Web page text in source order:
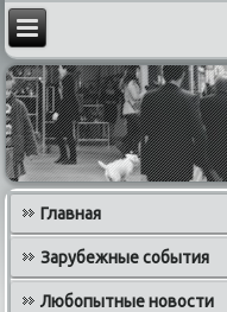
Главная
Зарубежные события
Любопытные новости